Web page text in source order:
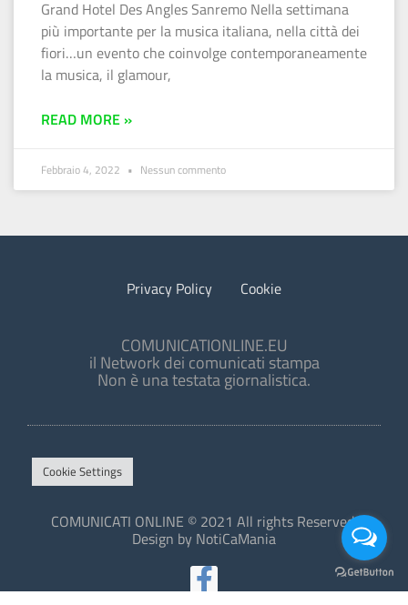
Grand Hotel Des Angles Sanremo Nella settimana
più importante per la musica italiana, nella città dei
fiori…un evento che coinvolge contemporaneamente
la musica, il glamour,
READ MORE »
Febbraio 4, 2022 Nessun commento
Privacy Policy Cookie
COMUNICATIONLINE.EU
il Network dei comunicati stampa
Non è una testata giornalistica.
Cookie Settings
COMUNICATI ONLINE © 2021 All rights Reserved.
Design by NotiCaMania